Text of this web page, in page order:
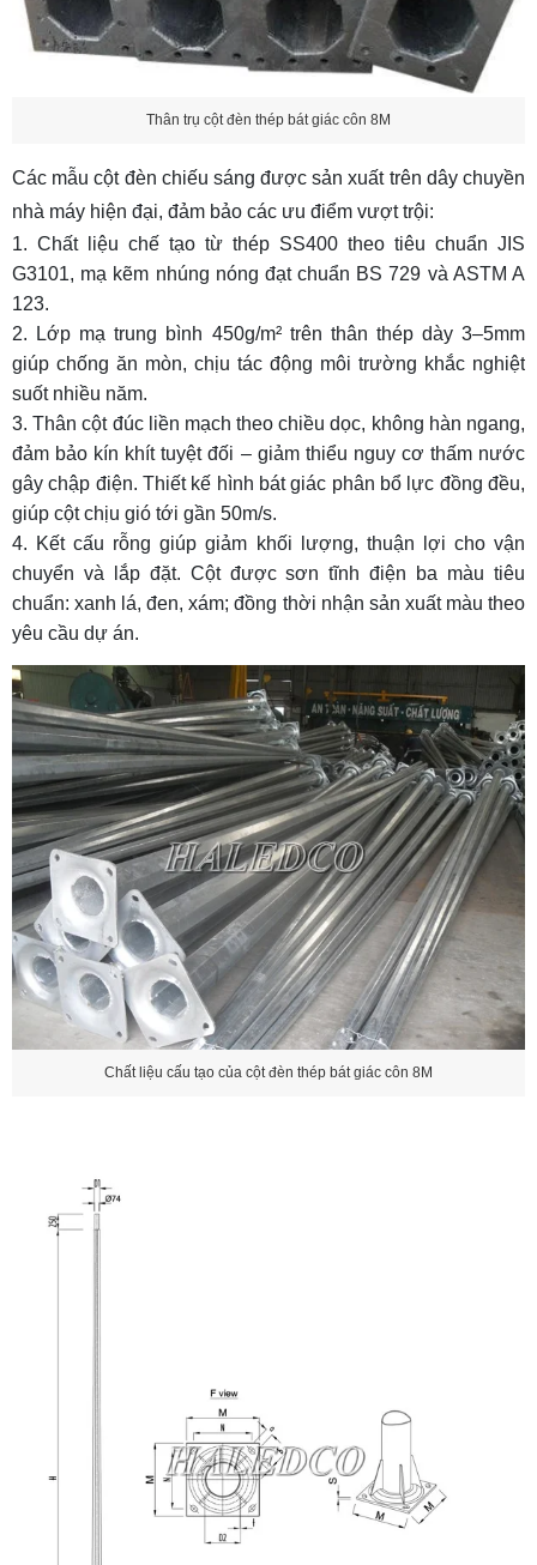
Thân trụ cột đèn thép bát giác côn 8M
Các mẫu cột đèn chiếu sáng được sản xuất trên dây chuyền
nhà máy hiện đại, đảm bảo các ưu điểm vượt trội:
Chất liệu chế tạo từ thép SS400 theo tiêu chuẩn JIS
G3101, mạ kẽm nhúng nóng đạt chuẩn BS 729 và ASTM A
123.
Lớp mạ trung bình 450g/m² trên thân thép dày 3–5mm
giúp chống ăn mòn, chịu tác động môi trường khắc nghiệt
suốt nhiều năm.
Thân cột đúc liền mạch theo chiều dọc, không hàn ngang,
đảm bảo kín khít tuyệt đối – giảm thiểu nguy cơ thấm nước
gây chập điện. Thiết kế hình bát giác phân bổ lực đồng đều,
giúp cột chịu gió tới gần 50m/s.
Kết cấu rỗng giúp giảm khối lượng, thuận lợi cho vận
chuyển và lắp đặt. Cột được sơn tĩnh điện ba màu tiêu
chuẩn: xanh lá, đen, xám; đồng thời nhận sản xuất màu theo
yêu cầu dự án.
Chất liệu cấu tạo của cột đèn thép bát giác côn 8M